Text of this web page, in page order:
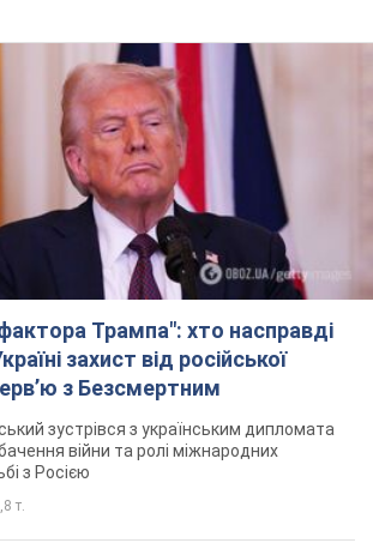
Трампа": хто насправді
захист від російської
з Безсмертним
зустрівся з українським дипломата
війни та ролі міжнародних
з Росією
т.